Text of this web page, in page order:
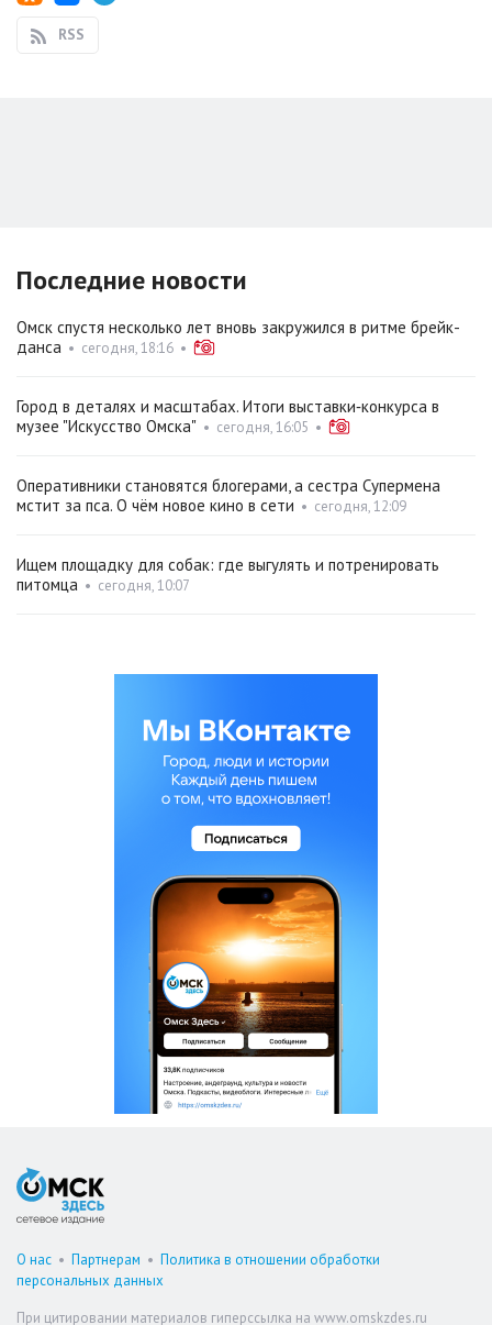
RSS
Последние новости
Омск спустя несколько лет вновь закружился в ритме брейк-
данса • сегодня, 18:16 •
Город в деталях и масштабах. Итоги выставки‑конкурса в
музее "Искусство Омска" • сегодня, 16:05 •
Оперативники становятся блогерами, а сестра Супермена
мстит за пса. О чём новое кино в сети • сегодня, 12:09
Ищем площадку для собак: где выгулять и потренировать
питомца • сегодня, 10:07
О нас • Партнерам • Политика в отношении обработки
персональных данных
При цитировании материалов гиперссылка на www.omskzdes.ru